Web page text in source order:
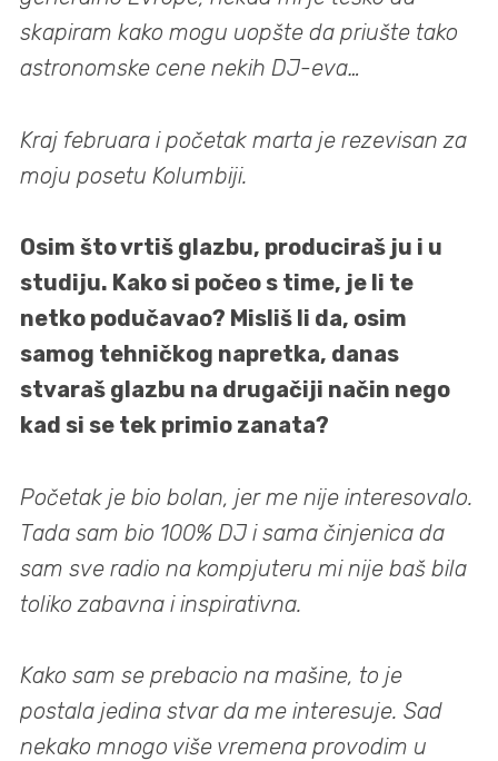
skapiram kako mogu uopšte da priušte tako
astronomske cene nekih DJ-eva…
Kraj februara i početak marta je rezevisan za
moju posetu Kolumbiji.
Osim što vrtiš glazbu, produciraš ju i u
studiju. Kako si počeo s time, je li te
netko podučavao? Misliš li da, osim
samog tehničkog napretka, danas
stvaraš glazbu na drugačiji način nego
kad si se tek primio zanata?
Početak je bio bolan, jer me nije interesovalo.
Tada sam bio 100% DJ i sama činjenica da
sam sve radio na kompjuteru mi nije baš bila
toliko zabavna i inspirativna.
Kako sam se prebacio na mašine, to je
postala jedina stvar da me interesuje. Sad
nekako mnogo više vremena provodim u